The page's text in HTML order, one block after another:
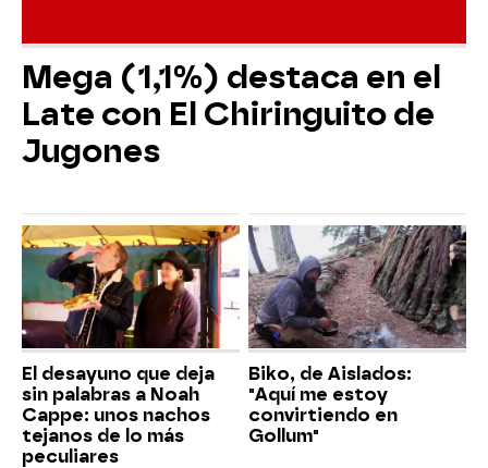
Mega (1,1%) destaca en el
Late con El Chiringuito de
Jugones
El desayuno que deja
sin palabras a Noah
Cappe: unos nachos
tejanos de lo más
peculiares
Biko, de Aislados:
"Aquí me estoy
convirtiendo en
Gollum"